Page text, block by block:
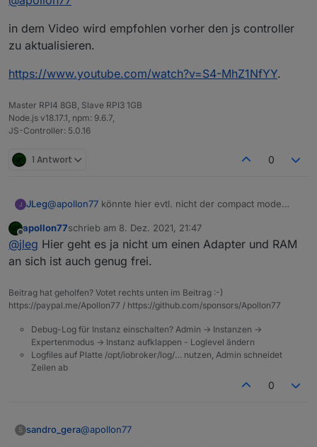
in dem Video wird empfohlen vorher den js controller
zu aktualisieren.
https://www.youtube.com/watch?v=S4-MhZ1NfYY.
Master RPI4 8GB, Slave RPI3 1GB
Node.js v18.17.1, npm: 9.6.7,
JS-Controller: 5.0.16
1 Antwort 0
JLeg@apollon77 könnte hier evtl. nicht der compact mode
Offline
apollon77schrieb am 8. Dez. 2021, 21:47
zuletzt editiert von
@jleg Hier geht es ja nicht um einen Adapter und RAM
an sich ist auch genug frei.
Beitrag hat geholfen? Votet rechts unten im Beitrag :-)
https://paypal.me/Apollon77 / https://github.com/sponsors/Apollon77
Debug-Log für Instanz einschalten? Admin -> Instanzen ->
Expertenmodus -> Instanz aufklappen - Loglevel ändern
Logfiles auf Platte /opt/iobroker/log/… nutzen, Admin schneidet
Zeilen ab
0
S sandro_gera@apollon77